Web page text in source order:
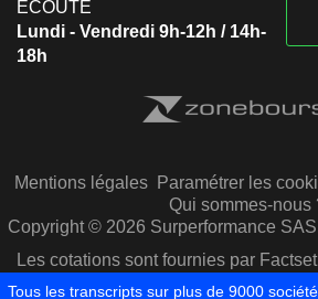
ÉCOUTE
Lundi - Vendredi 9h-12h / 14h-
18h
Mentions légales Paramétrer les
Qui sommes-nous
Copyright © 2026 Surperformance
Les cotations sont fournies par
Capital IQ
Tous les transcripts sur plus de 9000